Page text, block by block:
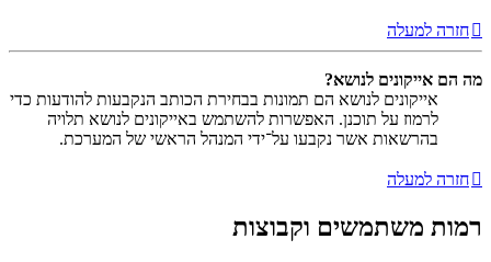
חזרה למעלה
מה הם אייקונים לנושא?
אייקונים לנושא הם תמונות בבחירת הכותב הנקבעות להודעות כדי
לרמוז על תוכנן. האפשרות להשתמש באייקונים לנושא תלויה
בהרשאות אשר נקבעו על־ידי המנהל הראשי של המערכת.
חזרה למעלה
רמות משתמשים וקבוצות